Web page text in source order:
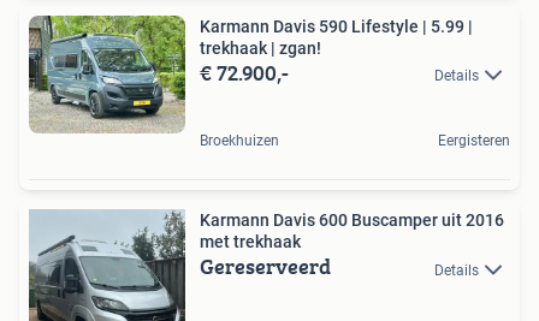
Karmann Davis 590 Lifestyle | 5.99 |
trekhaak | zgan!
€ 72.900,- Details
Broekhuizen Eergisteren
Karmann Davis 600 Buscamper uit 2016
met trekhaak
Gereserveerd Details